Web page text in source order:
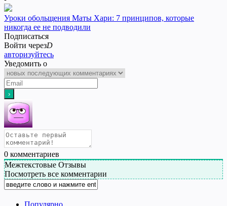
Уроки обольщения Маты Хари: 7 принципов, которые
никогда ее не подводили
Подписаться
Войти черезD
авторизуйтесь
Уведомить о
0 комментариев
Межтекстовые Отзывы
Посмотреть все комментарии
Популярно